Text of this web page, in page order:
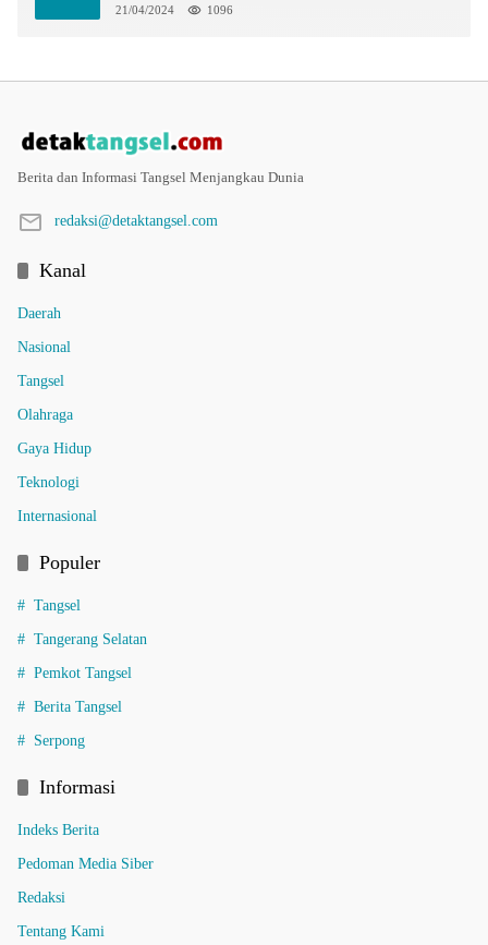
21/04/2024 1096
Berita dan Informasi Tangsel Menjangkau Dunia
redaksi@detaktangsel.com
Kanal
Daerah
Nasional
Tangsel
Olahraga
Gaya Hidup
Teknologi
Internasional
Populer
Tangsel
Tangerang Selatan
Pemkot Tangsel
Berita Tangsel
Serpong
Informasi
Indeks Berita
Pedoman Media Siber
Redaksi
Tentang Kami